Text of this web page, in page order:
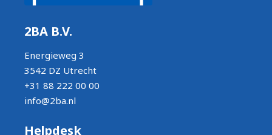
2BA B.V.
Energieweg 3
3542 DZ Utrecht
+31 88 222 00 00
info@2ba.nl
Helpdesk